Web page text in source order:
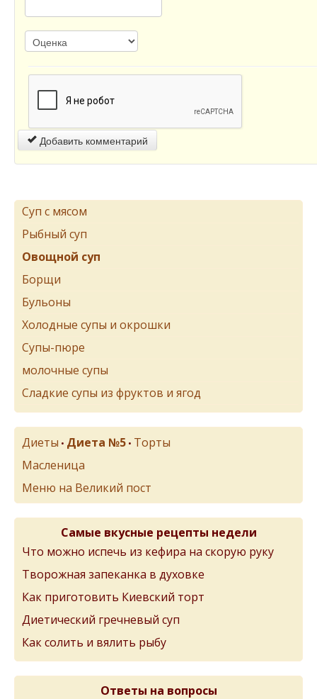
Добавить комментарий
Суп с мясом
Рыбный суп
Овощной суп
Борщи
Бульоны
Холодные супы и окрошки
Супы-пюре
молочные супы
Сладкие супы из фруктов и ягод
Диеты • Диета №5 • Торты
Масленица
Меню на Великий пост
Самые вкусные рецепты недели
Что можно испечь из кефира на скорую руку
Творожная запеканка в духовке
Как приготовить Киевский торт
Диетический гречневый суп
Как солить и вялить рыбу
Ответы на вопросы